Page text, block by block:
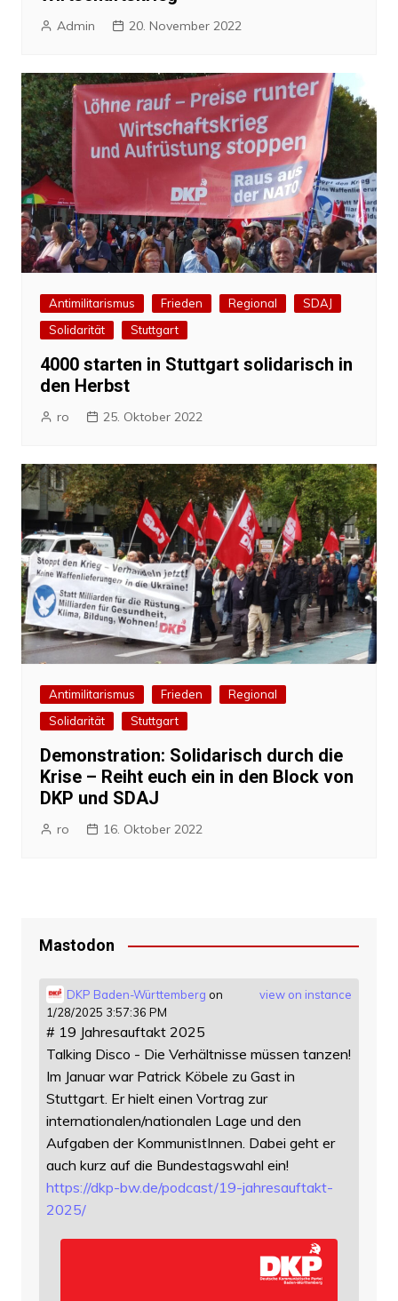
Admin 20. November 2022
Antimilitarismus Frieden Regional
SDAJ
Solidarität
Stuttgart
4000 starten in Stuttgart solidarisch in
den Herbst
ro 25. Oktober 2022
Antimilitarismus Frieden
Regional
Solidarität
Stuttgart
Demonstration: Solidarisch durch die
Krise – Reiht euch ein in den Block von
DKP und SDAJ
ro 16. Oktober 2022
Mastodon
view on instance
DKP Baden-Württemberg on
1/28/2025 3:57:36 PM
# 19 Jahresauftakt 2025
Talking Disco - Die Verhältnisse müssen tanzen!
Im Januar war Patrick Köbele zu Gast in
Stuttgart. Er hielt einen Vortrag zur
internationalen/nationalen Lage und den
Aufgaben der KommunistInnen. Dabei geht er
auch kurz auf die Bundestagswahl ein!
https://dkp-bw.de/podcast/19-jahresauftakt-
2025/